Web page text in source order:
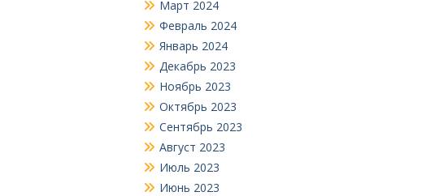
Март 2024
Февраль 2024
Январь 2024
Декабрь 2023
Ноябрь 2023
Октябрь 2023
Сентябрь 2023
Август 2023
Июль 2023
Июнь 2023